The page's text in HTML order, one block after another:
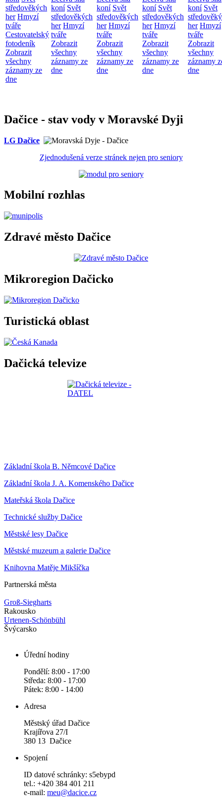
středověkých
her Hmyzí
tváře
Cestovatelský
fotodeník
Zobrazit
všechny
záznamy ze
dne
koní Svět
středověkých
her Hmyzí
tváře
Zobrazit
všechny
záznamy ze
dne
koní Svět
středověkých
her Hmyzí
tváře
Zobrazit
všechny
záznamy ze
dne
koní Svět
středověkých
her Hmyzí
tváře
Zobrazit
všechny
záznamy ze
dne
koní Svět
her Hmyzí
tváře
Zobrazit
všechny
záznamy
dne
Dačice - stav vody v Moravské Dyji
LG Dačice
Zjednodušená verze stránek nejen pro seniory
Mobilní rozhlas
Zdravé město Dačice
Mikroregion Dačicko
Turistická oblast
Dačická televize
Základní škola B. Němcové Dačice
Základní škola J. A. Komenského Dačice
Mateřská škola Dačice
Technické služby Dačice
Městské lesy Dačice
Městské muzeum a galerie Dačice
Knihovna Matěje Mikšíčka
Partnerská města
Groß-Siegharts
Rakousko
Urtenen-Schönbühl
Švýcarsko
Úřední hodiny
Pondělí: 8:00 - 17:00
Středa: 8:00 - 17:00
Pátek: 8:00 - 14:00
Adresa
Městský úřad Dačice
Krajířova 27/I
380 13 Dačice
Spojení
ID datové schránky: s5ebypd
tel.: +420 384 401 211
e-mail: meu@dacice.cz